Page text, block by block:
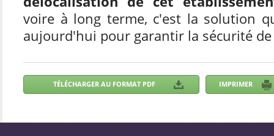
voire à long terme, c'est la solution
aujourd'hui pour garantir la sécurité de